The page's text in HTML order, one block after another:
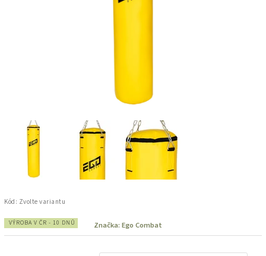
Kód: Zvolte variantu
VÝROBA V ČR - 10 DNŮ Značka: Ego Combat